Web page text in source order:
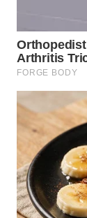
WN
SIMALUNGUN
WN
TAPANULI
TENGAH